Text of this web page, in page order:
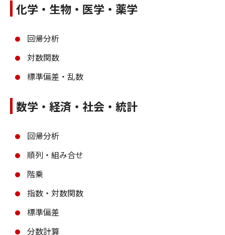
化学・生物・医学・薬学
回帰分析
対数関数
標準偏差・乱数
数学・経済・社会・統計
回帰分析
順列・組み合せ
階乗
指数・対数関数
標準偏差
分数計算